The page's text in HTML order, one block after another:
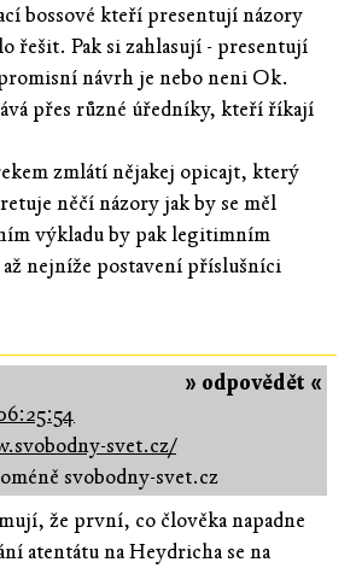
bossové kteří presentují názory
řešit. Pak si zahlasují - presentují
návrh je nebo neni Ok.
přes různé úředníky, kteří říkají
zmlátí nějakej opicajt, který
něčí názory jak by se měl
výkladu by pak legitimním
nejníže postavení příslušníci
» odpovědět «
svet.cz/
svobodny-svet.cz
že první, co člověka napadne
atentátu na Heydricha se na